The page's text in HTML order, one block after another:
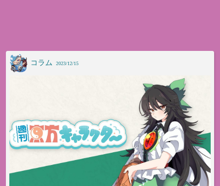
コラム 2023/12/15